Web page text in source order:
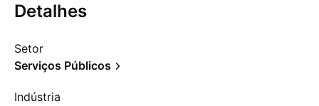
Detalhes
Setor
Serviços Públicos
Indústria